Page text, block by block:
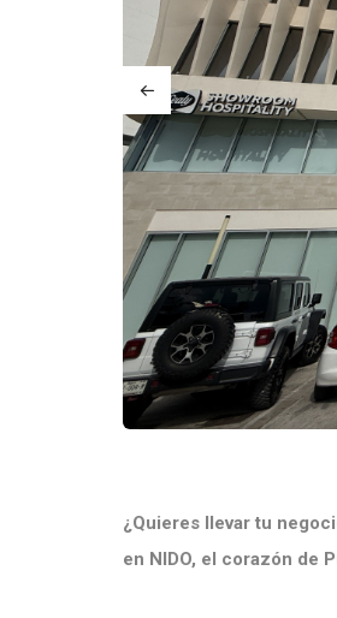
¿Quieres llevar tu
en NIDO, el corazón de